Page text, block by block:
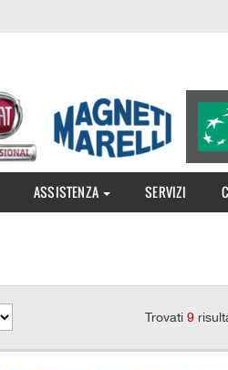
ASSISTENZA SERVIZI
Trovati 9